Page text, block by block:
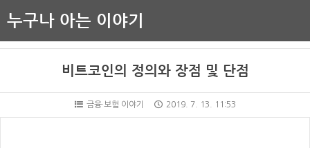
누구나 아는 이야기
비트코인의 정의와 장점 및 단점
금융·보험 이야기 2019. 7. 13. 11:53